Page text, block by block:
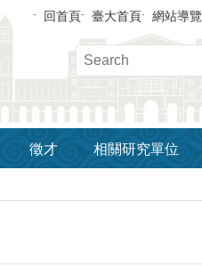
回首頁 臺大首頁 網站導覽
徵才 相關研究單位